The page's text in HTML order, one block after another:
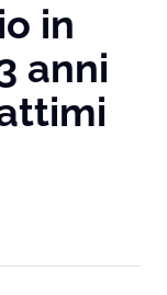
in
anni